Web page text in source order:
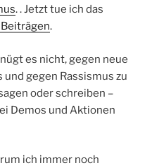
. . Jetzt tue ich das
.
es nicht, gegen neue
gegen Rassismus zu
oder schreiben –
Demos und Aktionen
ich immer noch